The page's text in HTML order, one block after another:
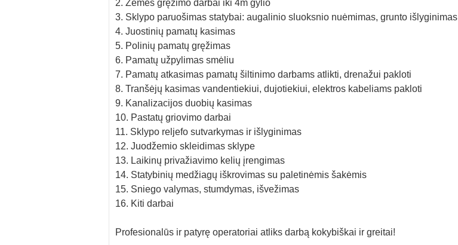
2. Žemės gręžimo darbai iki 4m gylio
3. Sklypo paruošimas statybai: augalinio sluoksnio nuėmimas, grunto išlyginimas
4. Juostinių pamatų kasimas
5. Polinių pamatų gręžimas
6. Pamatų užpylimas smėliu
7. Pamatų atkasimas pamatų šiltinimo darbams atlikti, drenažui pakloti
8. Tranšėjų kasimas vandentiekiui, dujotiekiui, elektros kabeliams pakloti
9. Kanalizacijos duobių kasimas
10. Pastatų griovimo darbai
11. Sklypo reljefo sutvarkymas ir išlyginimas
12. Juodžemio skleidimas sklype
13. Laikinų privažiavimo kelių įrengimas
14. Statybinių medžiagų iškrovimas su paletinėmis šakėmis
15. Sniego valymas, stumdymas, išvežimas
16. Kiti darbai
Profesionalūs ir patyrę operatoriai atliks darbą kokybiškai ir greitai!